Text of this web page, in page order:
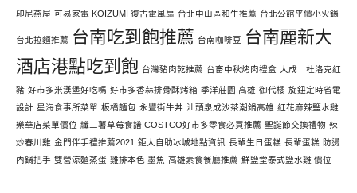
印尼燕屋 可易家電 KOIZUMI 復古電風扇 台北中山區和牛推薦 台北公館平價小火鍋
台北拉麵推薦 台南吃到飽推薦 台南咖啡豆
台南麗新大
酒店港點吃到飽 台灣豬肉乾推薦 台畜中秋烤肉禮盒 大成 杜洛克紅
豬 好市多米漢堡好吃嗎 好市多香蒜排骨酥烤箱 季洋莊園 高雄 御代櫻 旋鈕定時省電
設計 星海食事所菜單 板橋麵包 永豐街牛丼 汕頭泉成沙茶潮鍋高雄 紅花麻辣鹽水雞
樂華店菜單價位 纖三薯草莓食譜 COSTCO好市多零食必買推薦 聖誕節交換禮物 辣
炒春川雞 金門伴手禮推薦2021 鉅大自助冰城地點資訊 長輩生日蛋糕 長輩蛋糕 防燙
內鍋把手 雙營涼麵蒸蛋 雞排本色 墨魚 高雄素食餐廳推薦 鮮鹽堂泰式鹽水雞 價位